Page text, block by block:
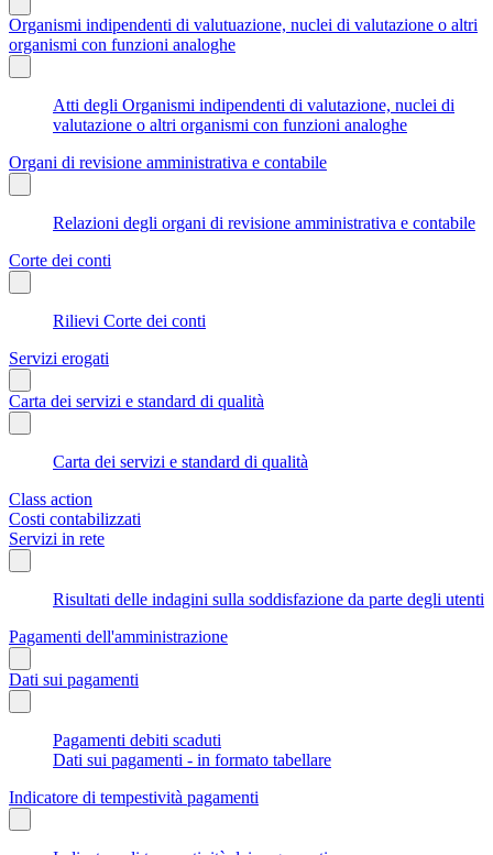
Organismi indipendenti di valutuazione, nuclei di valutazione o altri
organismi con funzioni analoghe
Atti degli Organismi indipendenti di valutazione, nuclei di
valutazione o altri organismi con funzioni analoghe
Organi di revisione amministrativa e contabile
Relazioni degli organi di revisione amministrativa e contabile
Corte dei conti
Rilievi Corte dei conti
Servizi erogati
Carta dei servizi e standard di qualità
Carta dei servizi e standard di qualità
Class action
Costi contabilizzati
Servizi in rete
Risultati delle indagini sulla soddisfazione da parte degli utenti
Pagamenti dell'amministrazione
Dati sui pagamenti
Pagamenti debiti scaduti
Dati sui pagamenti - in formato tabellare
Indicatore di tempestività pagamenti